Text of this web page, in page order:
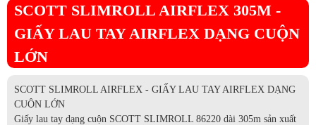
SCOTT SLIMROLL AIRFLEX 305M -
GIẤY LAU TAY AIRFLEX DẠNG CUỘN
LỚN
SCOTT SLIMROLL AIRFLEX - GIẤY LAU TAY AIRFLEX DẠNG
CUỘN LỚN
Giấy lau tay dạng cuộn SCOTT SLIMROLL 86220 dài 305m sản xuất